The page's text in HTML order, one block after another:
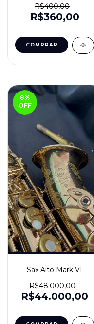
R$400,00
R$360,00
8%
OFF
Sax Alto Mark VI
R$48.000,00
R$44.000,00